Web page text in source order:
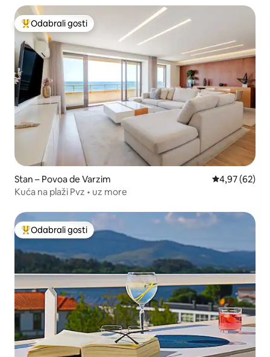
Među najviše rangiranima s oznakom „Odabrali gosti”
Odabrali gosti
Stan – Povoa de Varzim Prosječna
4,97 (62)
Kuća na plaži Pvz • uz more
Među najviše rangiranima s oznakom „Odabrali gosti”
Odabrali gosti